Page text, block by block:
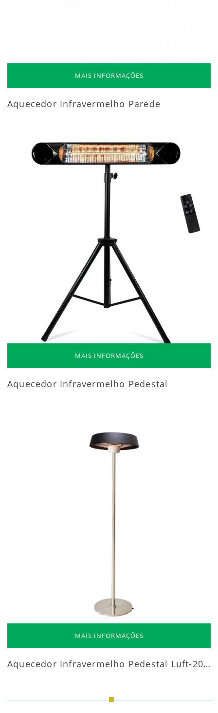
MAIS INFORMAÇÕES
Aquecedor Infravermelho Parede
MAIS INFORMAÇÕES
Aquecedor Infravermelho Pedestal
MAIS INFORMAÇÕES
Aquecedor Infravermelho Pedestal Luft-20000